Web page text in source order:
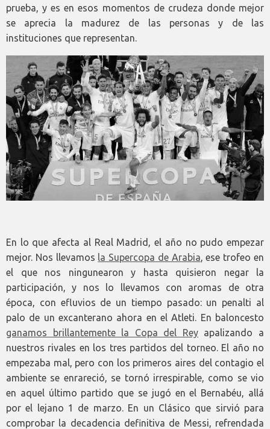
prueba, y es en esos momentos de crudeza donde mejor
se aprecia la madurez de las personas y de las
instituciones que representan.
En lo que afecta al Real Madrid, el año no pudo empezar
mejor. Nos llevamos la Supercopa de Arabia , ese trofeo en
el que nos ningunearon y hasta quisieron negar la
participación, y nos lo llevamos con aromas de otra
época, con efluvios de un tiempo pasado: un penalti al
palo de un excanterano ahora en el Atleti. En baloncesto
ganamos brillantemente la Copa del Reyapalizando a
nuestros rivales en los tres partidos del torneo. El año no
empezaba mal, pero con los primeros aires del contagio el
ambiente se enrareció, se tornó irrespirable, como se vio
en aquel último partido que se jugó en el Bernabéu, allá
por el lejano 1 de marzo. En un Clásico que sirvió para
comprobar la decadencia definitiva de Messi, refrendada